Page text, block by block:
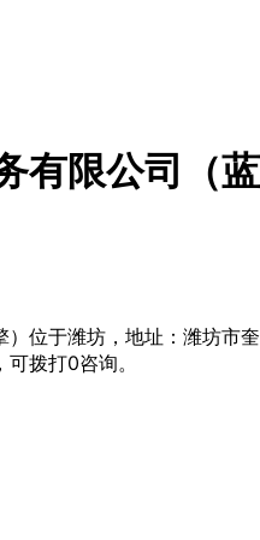
有限公司（蓝
位于潍坊，地址：潍坊市奎
拨打0咨询。